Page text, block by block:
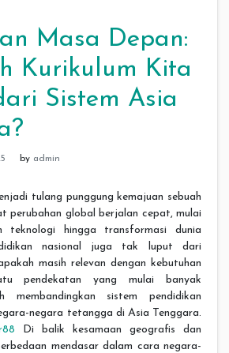
Masa Depan:
Kurikulum Kita
Sistem Asia
by admin
tulang punggung kemajuan sebuah
perubahan global berjalan cepat, mulai
teknologi hingga transformasi dunia
nasional juga tak luput dari
masih relevan dengan kebutuhan
pendekatan yang mulai banyak
membandingkan sistem pendidikan
negara tetangga di Asia Tenggara.
Di balik kesamaan geografis dan
mendasar dalam cara negara-